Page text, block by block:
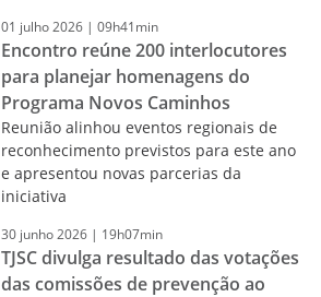
01 julho2026 | 09h41min
Encontro reúne 200 interlocutores
para planejar homenagens do
Programa Novos Caminhos
Reunião alinhou eventos regionais de
reconhecimento previstos para este ano
e apresentou novas parcerias da
iniciativa
30 junho2026 | 19h07min
TJSC divulga resultado das votações
das comissões de prevenção ao